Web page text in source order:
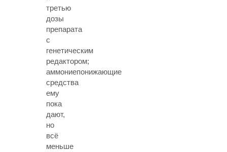
третью
дозы
препарата
с
генетическим
редактором;
аммониепонижающие
средства
ему
пока
дают,
но
всё
меньше